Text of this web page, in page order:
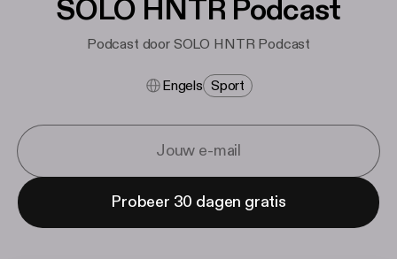
SOLO HNTR Podcast
Podcast door SOLO HNTR Podcast
Engels Sport
Probeer 30 dagen gratis